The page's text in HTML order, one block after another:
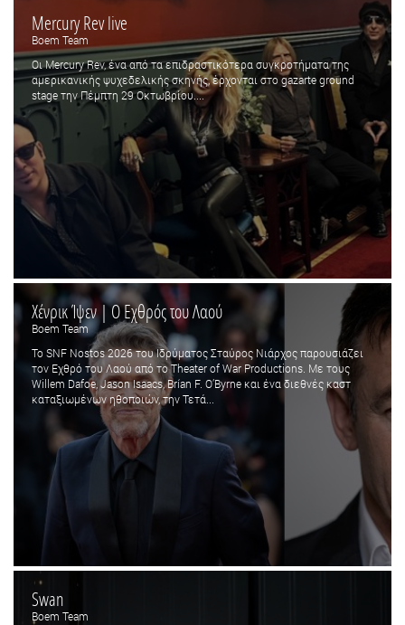
Mercury Rev live
Boem Team
Οι Mercury Rev, ένα από τα επιδραστικότερα συγκροτήματα της
αμερικανικής ψυχεδελικής σκηνής, έρχονται στο gazarte ground
stage την Πέμπτη 29 Οκτωβρίου....
Χένρικ Ίψεν | Ο Εχθρός του Λαού
Boem Team
Το SNF Nostos 2026 του Ιδρύματος Σταύρος Νιάρχος παρουσιάζει
τον Εχθρό του Λαού από το Theater of War Productions. Με τους
Willem Dafoe, Jason Isaacs, Brían F. O’Byrne και ένα διεθνές καστ
καταξιωμένων ηθοποιών, την Τετά...
Swan
Boem Team